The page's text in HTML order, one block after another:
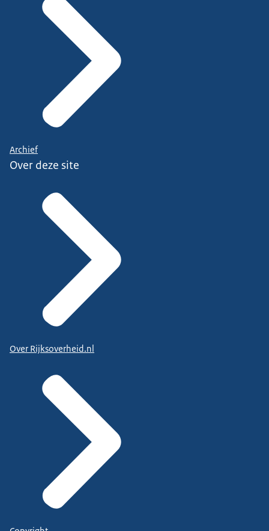
Archief
Over deze site
Over Rijksoverheid.nl